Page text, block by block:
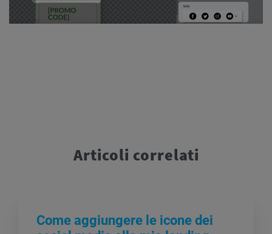
Articoli correlati
Come aggiungere le icone dei